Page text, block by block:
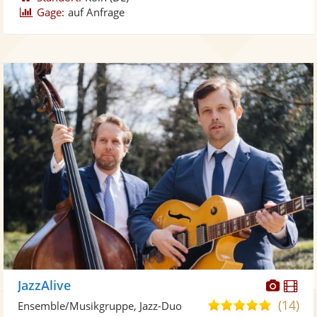
Gage: auf Anfrage
JazzAlive
5,0(14)
Ensemble/Musikgruppe, Jazz-Duo